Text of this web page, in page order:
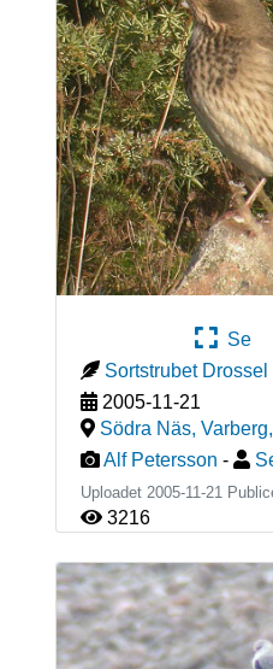
Se
Sortstrubet Drossel
2005-11-21
Södra Näs,
Alf Petersson -
Uploadet 2005-11-21
3216